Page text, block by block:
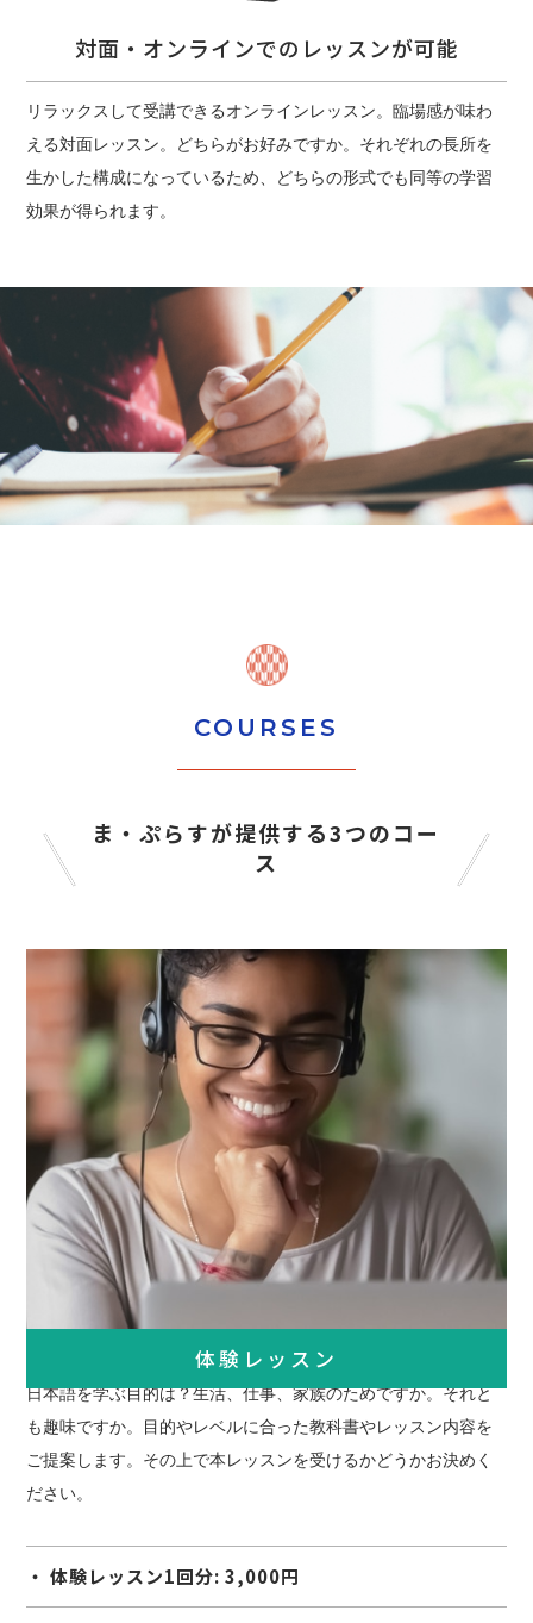
対面・オンラインでのレッスンが可能
リラックスして受講できるオンラインレッスン。臨場感が味わ
える対面レッスン。どちらがお好みですか。それぞれの長所を
生かした構成になっているため、どちらの形式でも同等の学習
効果が得られます。
COURSES
ま・ぷらすが提供する3つのコー
ス
体験レッスン
日本語を学ぶ目的は？生活、仕事、家族のためですか。それと
も趣味ですか。目的やレベルに合った教科書やレッスン内容を
ご提案します。その上で本レッスンを受けるかどうかお決めく
ださい。
・ 体験レッスン1回分: 3,000円